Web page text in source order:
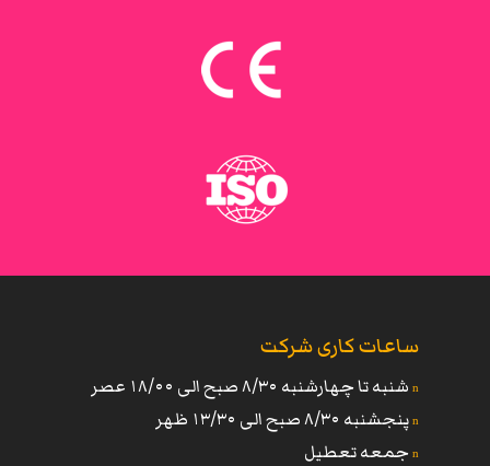
ساعات کاری شرکت
n شنبه تا چهارشنبه ٨/٣۰ صبح الی ١٨/۰۰ عصر
n پنجشنبه ٨/٣۰ صبح الی ١٣/٣۰ ظهر
n جمعه تعطیل